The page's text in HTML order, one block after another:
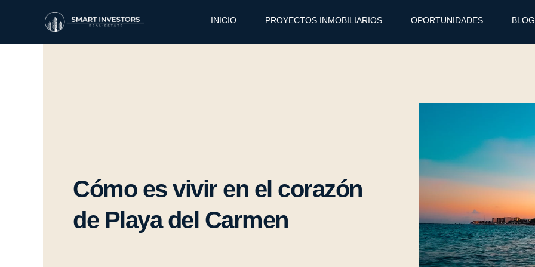
INICIO PROYECTOS INMOBILIARIOS OPORTUNIDADES BLOG
Cómo es vivir en el corazón
de Playa del Carmen